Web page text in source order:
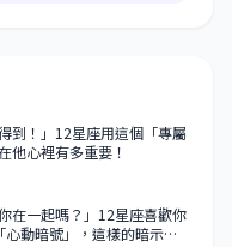
到！」12星座用這個「專屬
他心裡有多重要！
在一起嗎？」12星座喜歡你
動暗號」，這樣的暗示真